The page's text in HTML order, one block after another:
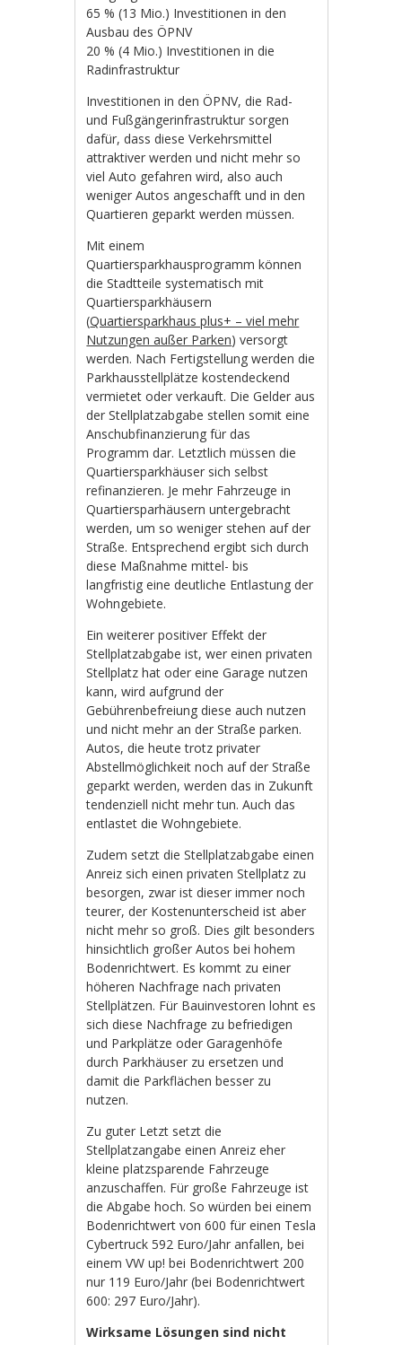
65 % (13 Mio.) Investitionen in den
Ausbau des ÖPNV
20 % (4 Mio.) Investitionen in die
Radinfrastruktur
Investitionen in den ÖPNV, die Rad-
und Fußgängerinfrastruktur sorgen
dafür, dass diese Verkehrsmittel
attraktiver werden und nicht mehr so
viel Auto gefahren wird, also auch
weniger Autos angeschafft und in den
Quartieren geparkt werden müssen.
Mit einem
Quartiersparkhausprogramm können
die Stadtteile systematisch mit
Quartiersparkhäusern
(Quartiersparkhaus plus+ – viel mehr
Nutzungen außer Parken) versorgt
werden. Nach Fertigstellung werden die
Parkhausstellplätze kostendeckend
vermietet oder verkauft. Die Gelder aus
der Stellplatzabgabe stellen somit eine
Anschubfinanzierung für das
Programm dar. Letztlich müssen die
Quartiersparkhäuser sich selbst
refinanzieren. Je mehr Fahrzeuge in
Quartiersparhäusern untergebracht
werden, um so weniger stehen auf der
Straße. Entsprechend ergibt sich durch
diese Maßnahme mittel- bis
langfristig eine deutliche Entlastung der
Wohngebiete.
Ein weiterer positiver Effekt der
Stellplatzabgabe ist, wer einen privaten
Stellplatz hat oder eine Garage nutzen
kann, wird aufgrund der
Gebührenbefreiung diese auch nutzen
und nicht mehr an der Straße parken.
Autos, die heute trotz privater
Abstellmöglichkeit noch auf der Straße
geparkt werden, werden das in Zukunft
tendenziell nicht mehr tun. Auch das
entlastet die Wohngebiete.
Zudem setzt die Stellplatzabgabe einen
Anreiz sich einen privaten Stellplatz zu
besorgen, zwar ist dieser immer noch
teurer, der Kostenunterscheid ist aber
nicht mehr so groß. Dies gilt besonders
hinsichtlich großer Autos bei hohem
Bodenrichtwert. Es kommt zu einer
höheren Nachfrage nach privaten
Stellplätzen. Für Bauinvestoren lohnt es
sich diese Nachfrage zu befriedigen
und Parkplätze oder Garagenhöfe
durch Parkhäuser zu ersetzen und
damit die Parkflächen besser zu
nutzen.
Zu guter Letzt setzt die
Stellplatzangabe einen Anreiz eher
kleine platzsparende Fahrzeuge
anzuschaffen. Für große Fahrzeuge ist
die Abgabe hoch. So würden bei einem
Bodenrichtwert von 600 für einen Tesla
Cybertruck 592 Euro/Jahr anfallen, bei
einem VW up! bei Bodenrichtwert 200
nur 119 Euro/Jahr (bei Bodenrichtwert
600: 297 Euro/Jahr).
Wirksame Lösungen sind nicht